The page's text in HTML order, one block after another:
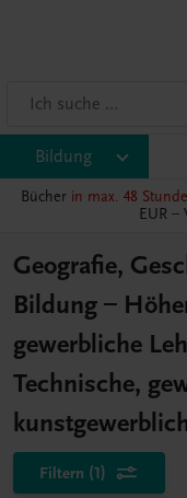
Bildung
Bücher in max. 48
EUR –
Geografie,
Bildung –
gewerbliche
Technische,
Filtern (1)